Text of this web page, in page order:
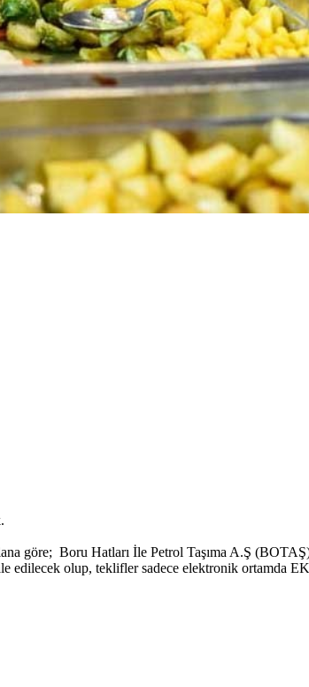
göre; Boru Hatları İle Petrol Taşıma A.Ş
edilecek olup, teklifler sadece elektronik ortamda